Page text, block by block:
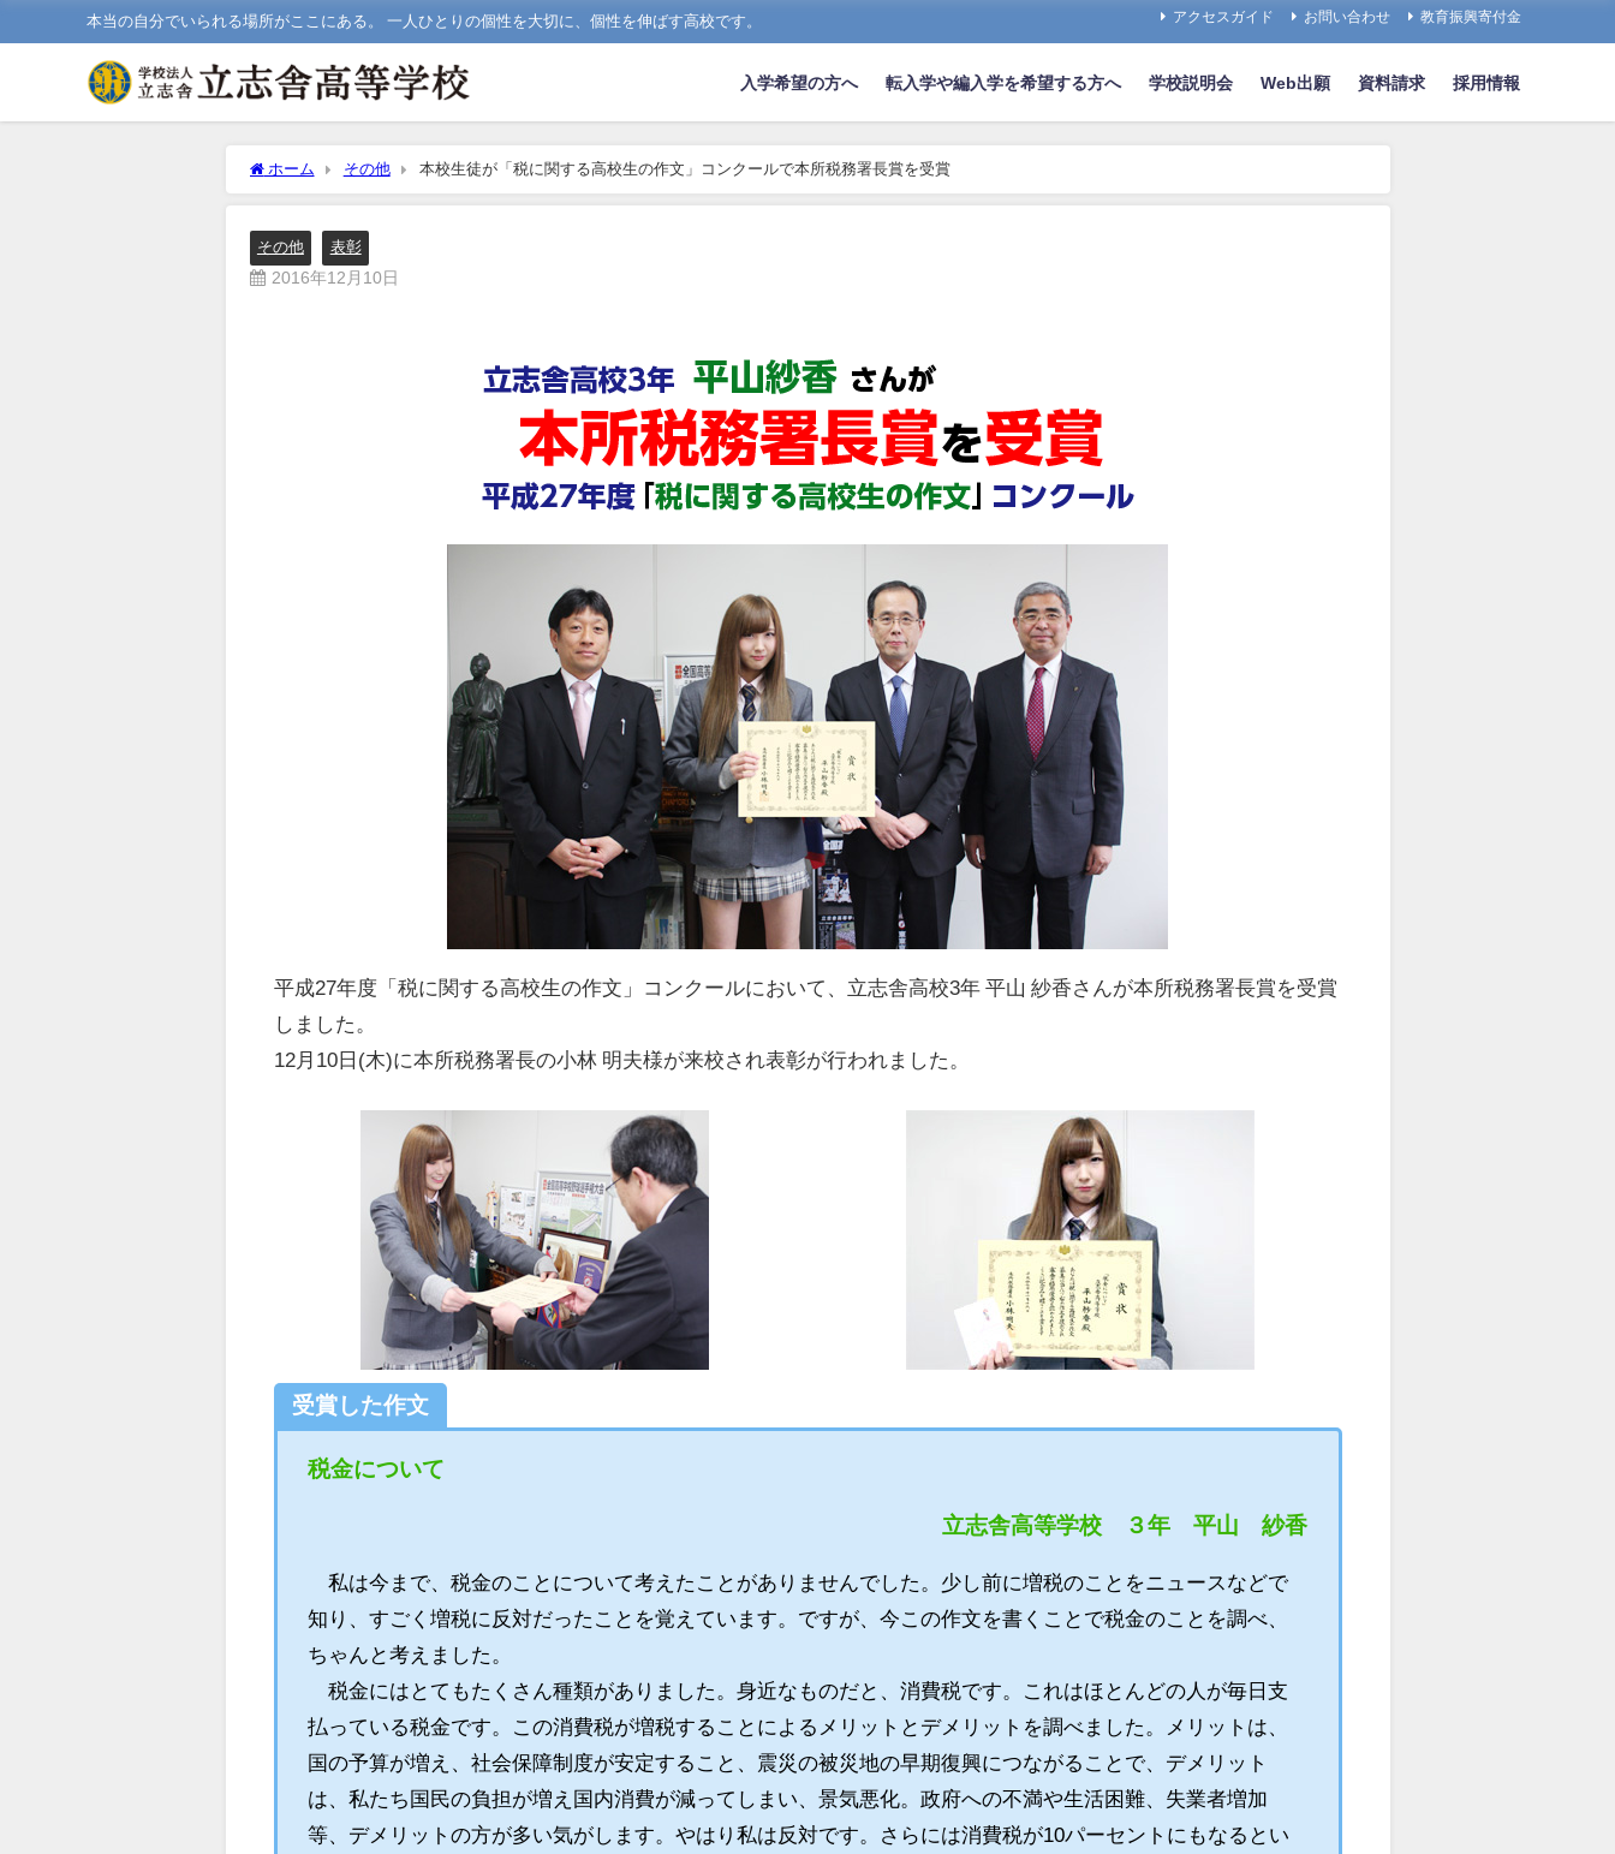
本当の自分でいられる場所がここにある。 一人ひとりの個性を大切に、個性を伸ばす高校です。 アクセスガイド お問い合わせ 教育振興寄付金
入学希望の方へ 転入学や編入学を希望する方へ 学校説明会 Web出願 資料請求 採用情報
ホーム その他 本校生徒が「税に関する高校生の作文」コンクールで本所税務署長賞を受賞
その他 表彰
2016年12月10日
平成27年度「税に関する高校生の作文」コンクールにおいて、立志舎高校3年 平山 紗香さんが本所税務署長賞を受賞
しました。
12月10日(木)に本所税務署長の小林 明夫様が来校され表彰が行われました。
受賞した作文
税金について
立志舎高等学校 ３年 平山 紗香
私は今まで、税金のことについて考えたことがありませんでした。少し前に増税のことをニュースなどで
知り、すごく増税に反対だったことを覚えています。ですが、今この作文を書くことで税金のことを調べ、
ちゃんと考えました。
税金にはとてもたくさん種類がありました。身近なものだと、消費税です。これはほとんどの人が毎日支
払っている税金です。この消費税が増税することによるメリットとデメリットを調べました。メリットは、
国の予算が増え、社会保障制度が安定すること、震災の被災地の早期復興につながることで、デメリット
は、私たち国民の負担が増え国内消費が減ってしまい、景気悪化。政府への不満や生活困難、失業者増加
等、デメリットの方が多い気がします。やはり私は反対です。さらには消費税が10パーセントにもなるとい